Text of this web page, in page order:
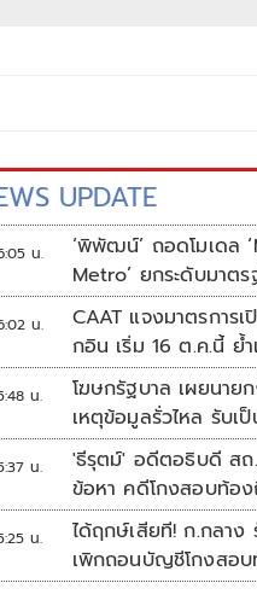
UPDATE
น.
‘พิพัฒน์’ ถอดโมเดล
Metro’ ยกระดับมาต
ระบบ
น.
CAAT แจงมาตรการเ
กอิน เริ่ม 16 ต.ค.นี้ ย้
ต้องสงสัย
น.
โฆษกรัฐบาล เผยนาย
เหตุข้อมูลรั่วไหล รับเ
ความมั่นคงปลอดภัย
ระบบ
น.
'ธีรุตม์' อดีตอธิบดี สถ.
ข้อหา คดีโกงสอบท้อ
ส่ง ป.ป.ช. สัปดาห์หน้า
น.
ได้ฤกษ์เสียที! ก.กลาง
เพิกถอนบัญชีโกงสอ
ราย